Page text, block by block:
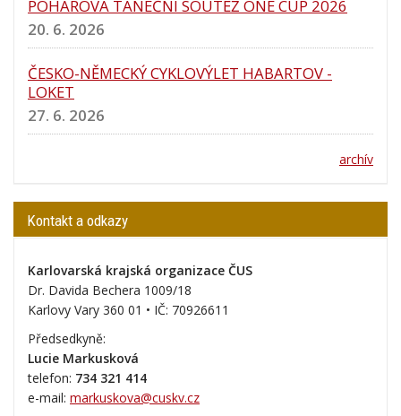
POHÁROVÁ TANEČNÍ SOUTĚŽ ONE CUP 2026
20. 6. 2026
ČESKO-NĚMECKÝ CYKLOVÝLET HABARTOV -
LOKET
27. 6. 2026
archív
Kontakt a odkazy
Karlovarská krajská organizace ČUS
Dr. Davida Bechera 1009/18
Karlovy Vary 360 01 • IČ: 70926611
Předsedkyně:
Lucie Markusková
telefon: 734 321 414
e-mail: markuskova@cuskv.cz